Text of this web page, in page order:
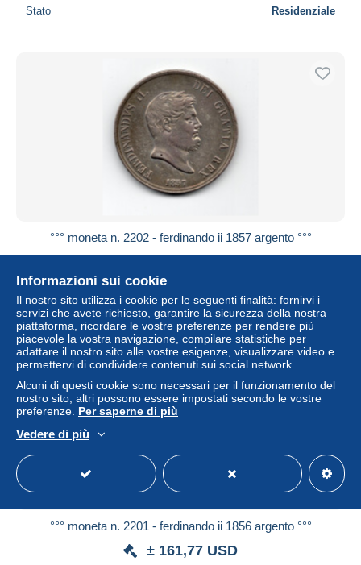
Stato Residenziale
°°° moneta n. 2202 - ferdinando ii 1857 argento °°°
Stato Residenziale
°°° moneta n. 2201 - ferdinando ii 1856 argento °°°
± 161,77 USD
Informazioni sui cookie
Il nostro sito utilizza i cookie per le seguenti finalità: fornirvi i
servizi che avete richiesto, garantire la sicurezza della nostra
piattaforma, ricordare le vostre preferenze per rendere più
piacevole la vostra navigazione, compilare statistiche per
adattare il nostro sito alle vostre esigenze, visualizzare video e
permettervi di condividere contenuti sui social network.
Alcuni di questi cookie sono necessari per il funzionamento del
nostro sito, altri possono essere impostati secondo le vostre
preferenze. Per saperne di più
Vedere di più